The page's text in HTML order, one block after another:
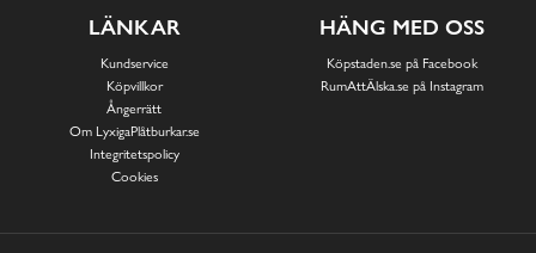
LÄNKAR
Kundservice
Köpvillkor
Ångerrätt
Om LyxigaPlåtburkar.se
Integritetspolicy
Cookies
HÄNG MED OSS
Köpstaden.se på Facebook
RumAttÄlska.se på Instagram